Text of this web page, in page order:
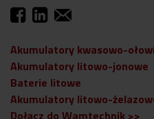
Akumulatory kwasowo-
Akumulatory litowo-jonowe
Baterie litowe
Akumulatory litowo-
Dołącz do Wamtechnik >>